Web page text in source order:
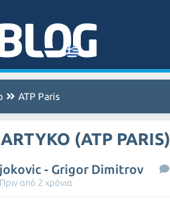
ATP Paris
(ATP PARIS)
- Grigor Dimitrov
από 2 χρόνια